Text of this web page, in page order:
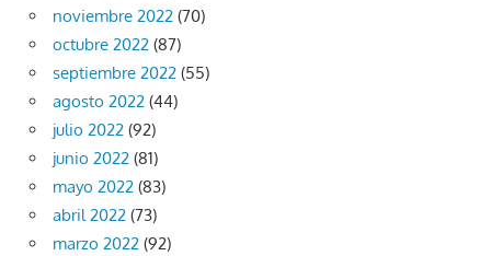
noviembre 2022 (70)
octubre 2022 (87)
septiembre 2022 (55)
agosto 2022 (44)
julio 2022 (92)
junio 2022 (81)
mayo 2022 (83)
abril 2022 (73)
marzo 2022 (92)